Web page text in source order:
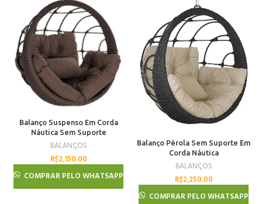
Balanço Suspenso Em Corda
Náutica Sem Suporte
BALANÇOS
R$2,150.00
COMPRAR PELO WHATSAPP
Balanço Pérola Sem Suporte Em
Corda Náutica
BALANÇOS
R$2,250.00
COMPRAR PELO WHATSAPP